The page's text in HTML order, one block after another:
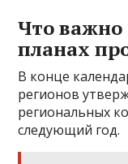
Что важно
планах
В конце
регионов
региональных
следующий год.